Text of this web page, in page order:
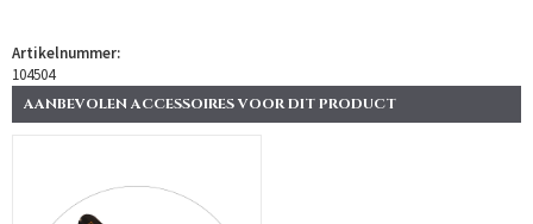
Artikelnummer:
104504
AANBEVOLEN ACCESSOIRES VOOR DIT PRODUCT